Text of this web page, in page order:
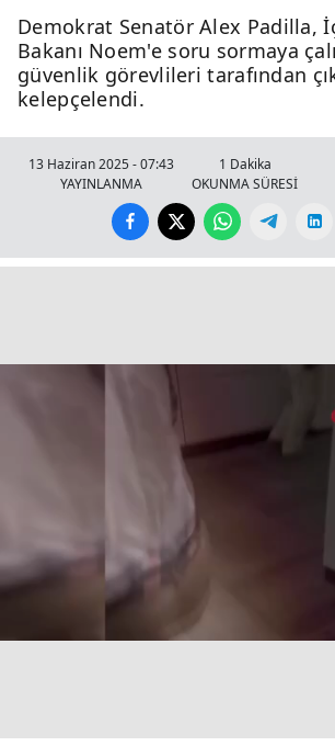
Demokrat Senatör Alex Padilla,
Bakanı Noem'e soru sormaya
güvenlik görevlileri tarafından
kelepçelendi.
13 Haziran 2025 - 07:43
YAYINLANMA
1 Dakika
OKUNMA SÜRESİ